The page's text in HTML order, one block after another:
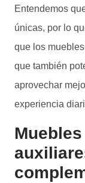
Entendemos
únicas, por lo
que los
que también
aprovechar
experiencia